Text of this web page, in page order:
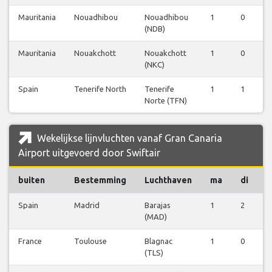
Mauritania Nouadhibou
Nouadhibou
(NDB)
1 0
Mauritania Nouakchott
Nouakchott
(NKC)
1 0
Spain Tenerife North
Tenerife
Norte (TFN)
1 1
Wekelijkse lijnvluchten vanaf Gran Canaria
Airport uitgevoerd door Swiftair
buiten Bestemming Luchthaven ma di
Spain Madrid
Barajas
(MAD)
1 2
France Toulouse
Blagnac
(TLS)
1 0